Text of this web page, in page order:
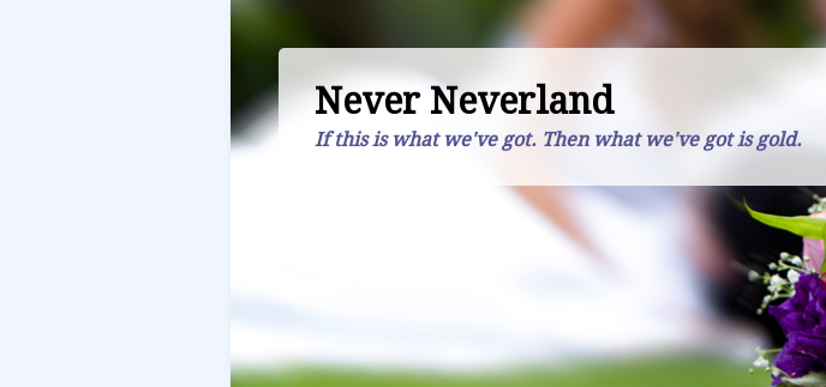
Never Neverland
If this is what we've got. Then what we've got is gold.